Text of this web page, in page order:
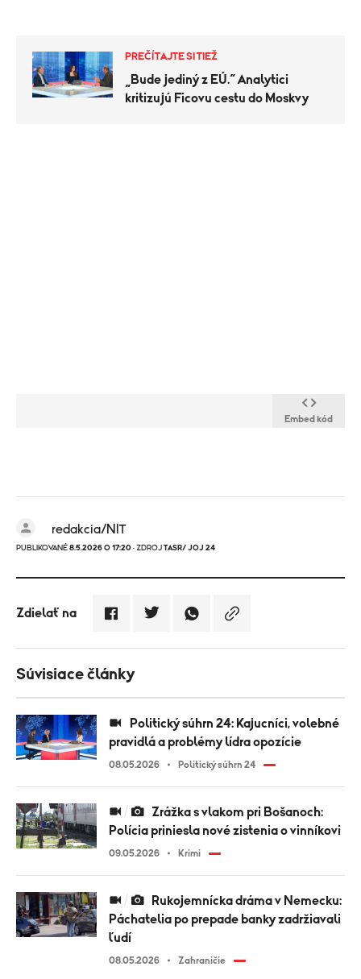
PREČÍTAJTE SI TIEŽ
„Bude jediný z EÚ.“ Analytici
kritizujú Ficovu cestu do Moskvy
Embed kód
redakcia/NIT
PUBLIKOVANÉ 8.5.2026 O 17:20 · ZDROJ TASR/ JOJ 24
Zdielať na
Súvisiace články
pravidlá a problémy lídra opozície
08.05.2026 Politický súhrn 24
Polícia priniesla nové zistenia o vinníkovi
09.05.2026 Krimi
Páchatelia po prepade banky zadržiavali
ľudí
08.05.2026 Zahraničie